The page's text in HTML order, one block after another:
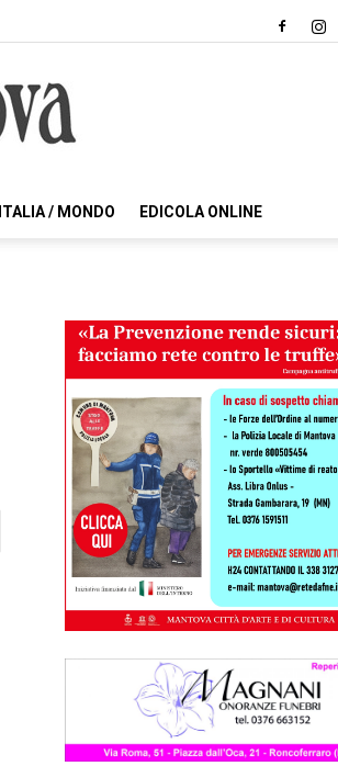
ITALIA / MONDO EDICOLA ONLINE